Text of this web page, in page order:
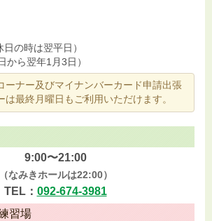
の時は翌平日）
から翌年1月3日）
ーナー及びマイナンバーカード申請出張
は最終月曜日もご利用いただけます。
9:00〜21:00
（なみきホールは22:00）
TEL： 092-674-3981
習場